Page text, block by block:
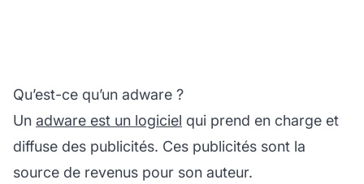
Qu’est-ce qu’un adware ?
Un adware est un logiciel qui prend en charge et
diffuse des publicités. Ces publicités sont la
source de revenus pour son auteur.